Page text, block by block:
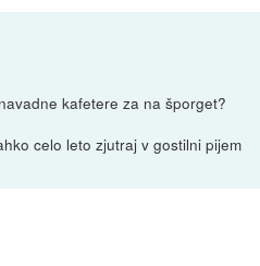
kafetere za na šporget?
celo leto zjutraj v gostilni pijem